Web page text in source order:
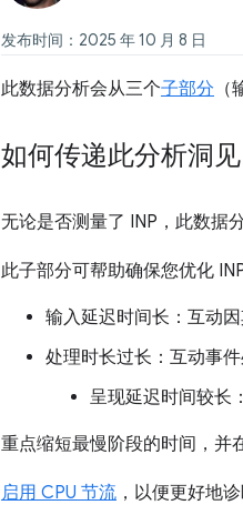
发布时间：2025 年 10 月 8 日
此数据分析会从三个子部分
如何传递此分析洞见
无论是否测量了 INP，此数据
此子部分可帮助确保您优化
输入延迟时间长：互动
处理时长过长：互动事
呈现延迟时间较长
重点缩短最慢阶段的时间，并
启用 CPU 节流 ，以便更好地